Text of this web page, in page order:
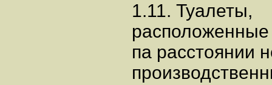
1.11. Туалеты,
па расстоянии